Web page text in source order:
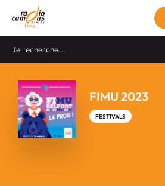
FIMU 2023
FESTIVALS